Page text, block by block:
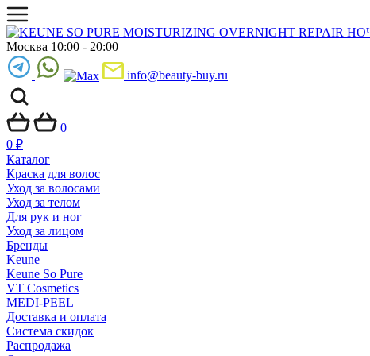
Москва 10:00 - 20:00
info@beauty-buy.ru
0
0 ₽
Каталог
Краска для волос
Уход за волосами
Уход за телом
Для рук и ног
Уход за лицом
Бренды
Keune
Keune So Pure
VT Cosmetics
MEDI-PEEL
Доставка и оплата
Система скидок
Распродажа